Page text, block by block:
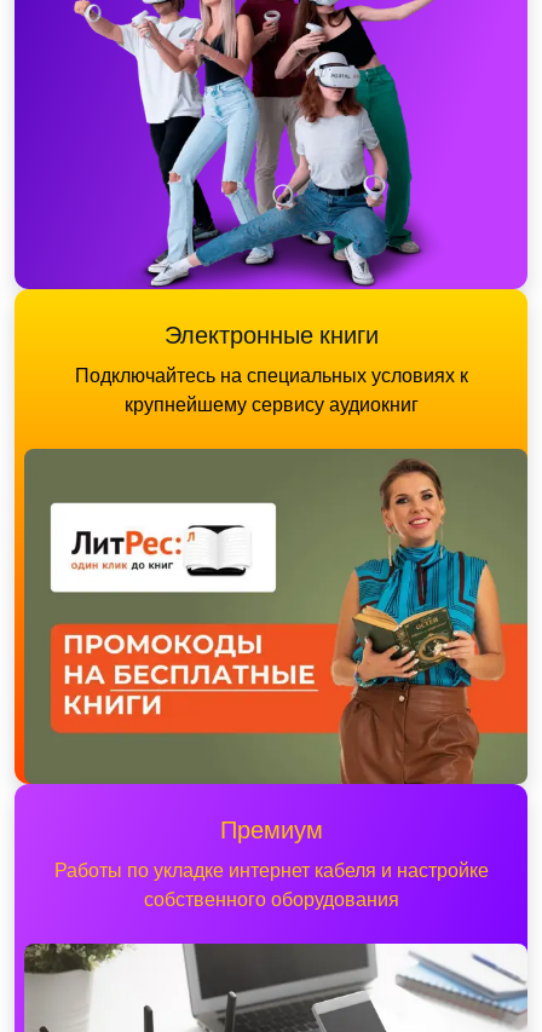
Электронные книги
Подключайтесь на специальных условиях к
крупнейшему сервису аудиокниг
Премиум
Работы по укладке интернет кабеля и настройке
собственного оборудования